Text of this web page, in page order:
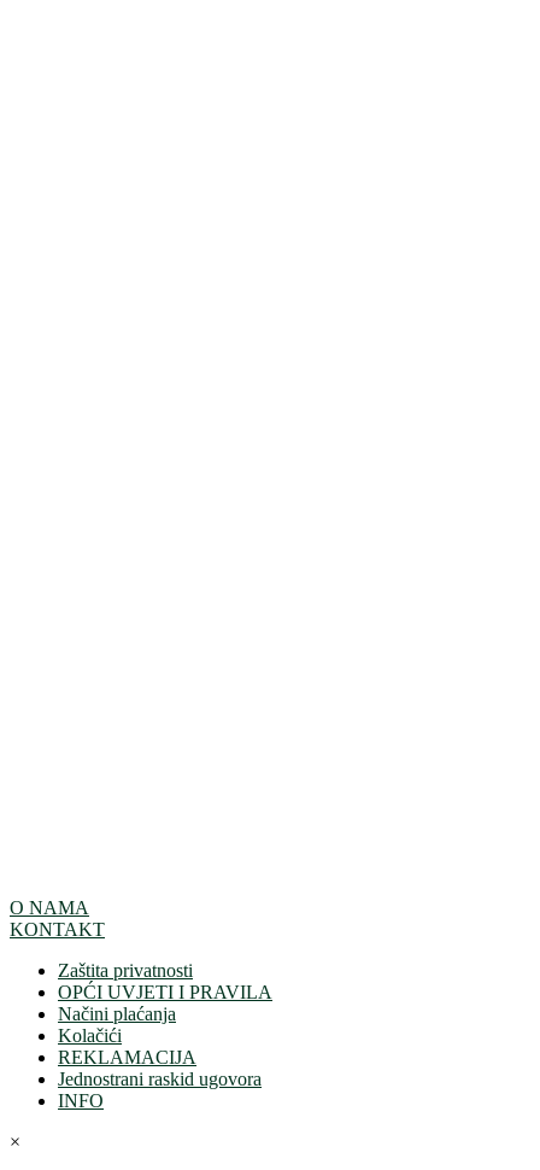
O NAMA
KONTAKT
Zaštita privatnosti
OPĆI UVJETI I PRAVILA
Načini plaćanja
Kolačići
REKLAMACIJA
Jednostrani raskid ugovora
INFO
×